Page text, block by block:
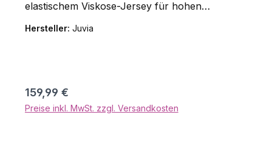
elastischem Viskose-Jersey für hohen
setzt modische Akzente. Seitliche
Hersteller: Juvia
Regulärer Preis:
159,99 €
Preise inkl. MwSt. zzgl. Versandkosten